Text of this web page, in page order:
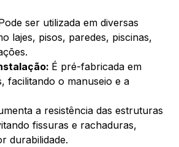
ser utilizada em diversas
lajes, pisos, paredes, piscinas,
É pré-fabricada em
facilitando o manuseio e a
a resistência das estruturas
fissuras e rachaduras,
durabilidade.